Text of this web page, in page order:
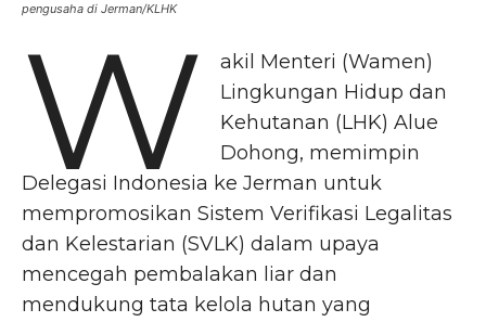
pengusaha di Jerman/KLHK
W
akil Menteri (Wamen)
Lingkungan Hidup dan
Kehutanan (LHK) Alue
Dohong, memimpin
Delegasi Indonesia ke Jerman untuk
mempromosikan Sistem Verifikasi Legalitas
dan Kelestarian (SVLK) dalam upaya
mencegah pembalakan liar dan
mendukung tata kelola hutan yang